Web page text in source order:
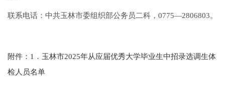
联系电话：中共玉林市委组织部公务员二科，0775—2806803。
附件：1．玉林市2025年从应届优秀大学毕业生中招录选调生体
检人员名单